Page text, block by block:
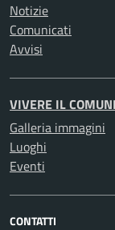
Notizie
Comunicati
Avvisi
VIVERE IL
Galleria immagini
Luoghi
Eventi
CONTATTI